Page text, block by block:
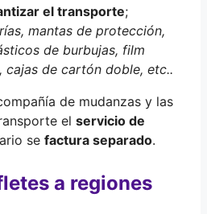
el transporte;
mantas de protección,
de burbujas, film
de cartón doble, etc..
de mudanzas y las
el servicio de
se factura separado.
a regiones